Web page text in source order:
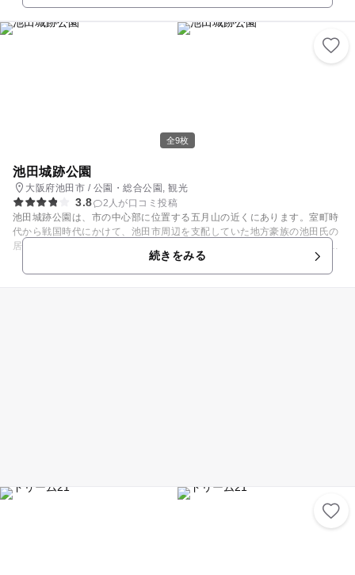
きる。 展望スポット近くの「やまびこ広場」でお弁当を食べてゆっくりし
よう。 高さ16.5ｍのクライミングウォールは、年5回開催される「体験講
習会」に参加すれば挑戦できる(小学4年生以上)。初心者用クライミングゾ
全9枚
池田城跡公園
大阪府池田市 / 公園・総合公園, 観光
3.8
2人が口コミ投稿
池田城跡公園は、市の中心部に位置する五月山の近くにあります。室町時
代から戦国時代にかけて、池田市周辺を支配していた地方豪族の池田氏の
居城跡地を整備した公園で、園内には市内を一望できる「やぐら風展望休
憩舎」や、美しい庭園があります。 土日や祝祭日には、池田市観光協会の
観光ボランティアガイドが案内を行なっています。また、春秋には無料観
続きをみる